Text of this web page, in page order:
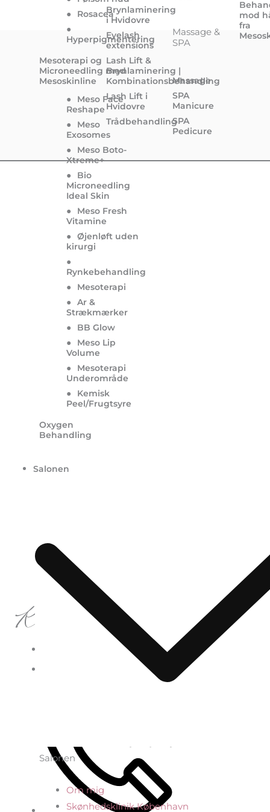
●
Rosacea
●
Hyperpigmentering
Mesoterapi og
Microneedling med
Mesoskinline
●
Meso Face
Reshape
●
Meso
Exosomes
●
Meso Boto-
Xtreme+
●
Bio
Microneedling
Ideal Skin
●
Meso Fresh
Vitamine
●
Øjenløft uden
kirurgi
●
Rynkebehandling
●
Mesoterapi
●
Ar &
Strækmærker
●
BB Glow
●
Meso Lip
Volume
●
Mesoterapi
Underområde
●
Kemisk
Peel/Frugtsyre
Oxygen
Behandling
Brynlaminering
i Hvidovre
Eyelash
extensions
Lash Lift &
Brynlaminering |
Kombinationsbehandling
Lash Lift i
Hvidovre
Trådbehandling
Massage &
SPA
Massage
SPA
Manicure
SPA
Pedicure
mod
fra
Salonen
Salonen
Om mig
Skønhedsklinik København
Serenity Salon & Spa
Kontakt os
Hårslevvej 16, 2650 Hvidovre
Vigtige links
Ny